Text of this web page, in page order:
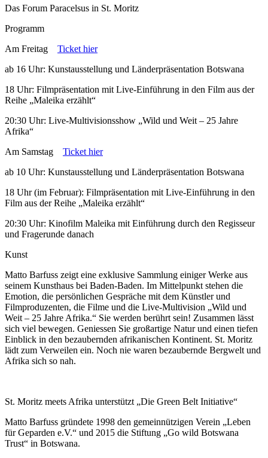
Das Forum Paracelsus in St. Moritz
Programm
Am Freitag Ticket hier
ab 16 Uhr: Kunstausstellung und Länderpräsentation Botswana
18 Uhr: Filmpräsentation mit Live-Einführung in den Film aus der
Reihe „Maleika erzählt“
20:30 Uhr: Live-Multivisionsshow „Wild und Weit – 25 Jahre
Afrika“
Am Samstag Ticket hier
ab 10 Uhr: Kunstausstellung und Länderpräsentation Botswana
18 Uhr (im Februar): Filmpräsentation mit Live-Einführung in den
Film aus der Reihe „Maleika erzählt“
20:30 Uhr: Kinofilm Maleika mit Einführung durch den Regisseur
und Fragerunde danach
Kunst
Matto Barfuss zeigt eine exklusive Sammlung einiger Werke aus
seinem Kunsthaus bei Baden-Baden. Im Mittelpunkt stehen die
Emotion, die persönlichen Gespräche mit dem Künstler und
Filmproduzenten, die Filme und die Live-Multivision „Wild und
Weit – 25 Jahre Afrika.“ Sie werden berührt sein! Zusammen lässt
sich viel bewegen. Geniessen Sie großartige Natur und einen tiefen
Einblick in den bezaubernden afrikanischen Kontinent. St. Moritz
lädt zum Verweilen ein. Noch nie waren bezaubernde Bergwelt und
Afrika sich so nah.
St. Moritz meets Afrika unterstützt „Die Green Belt Initiative“
Matto Barfuss gründete 1998 den gemeinnützigen Verein „Leben
für Geparden e.V.“ und 2015 die Stiftung „Go wild Botswana
Trust“ in Botswana.